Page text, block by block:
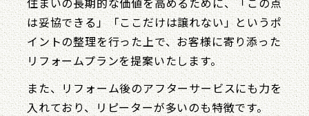
は妥協できる」「ここだけは譲れない」というポ
イントの整理を行った上で、お客様に寄り添った
リフォームプランを提案いたします。
また、リフォーム後のアフターサービスにも力を
入れており、リピーターが多いのも特徴です。